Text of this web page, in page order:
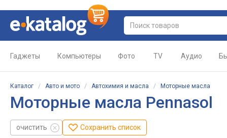
Гаджеты Компьютеры Фото TV Аудио
Каталог / Авто и мото / Автохимия и масла / Моторные масла
Моторные масла Pennasol
очистить Сохранить список